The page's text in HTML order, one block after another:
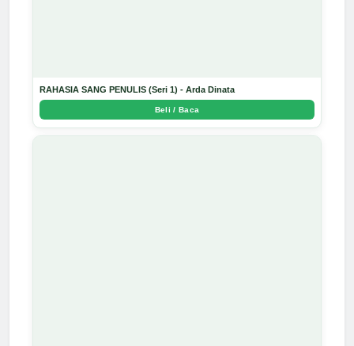
RAHASIA SANG PENULIS (Seri 1) - Arda Dinata
Beli / Baca